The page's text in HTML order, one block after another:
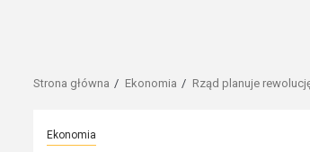
Strona główna Ekonomia Rząd planuje
Ekonomia